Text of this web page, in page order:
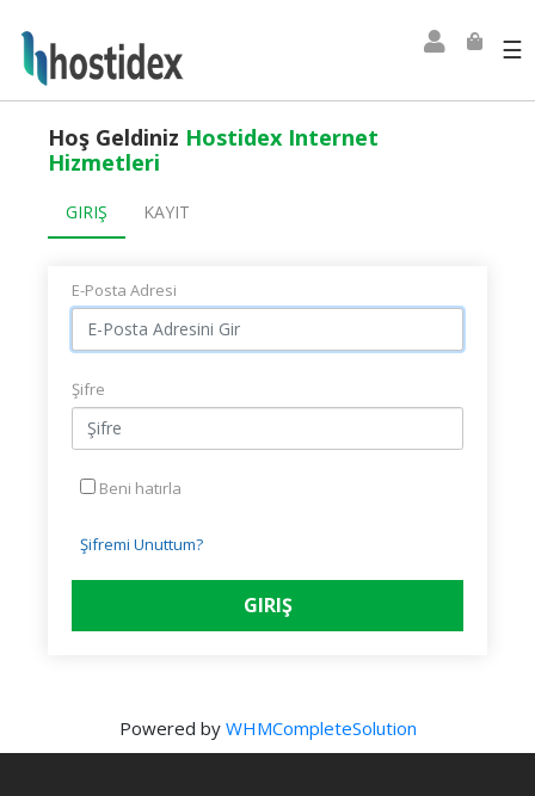
☰
Hoş Geldiniz Hostidex Internet
Hizmetleri
GIRIŞ KAYIT
E-Posta Adresi
Şifre
Beni hatırla
Şifremi Unuttum?
Powered by WHMCompleteSolution